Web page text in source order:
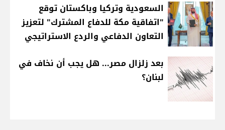
السعودية وتركيا وباكستان توقع
"اتفاقية مكة للدفاع المشترك" لتعزيز
التعاون الدفاعي والردع الاستراتيجي
بعد زلزال مصر... هل يجب أن نخاف في
لبنان؟